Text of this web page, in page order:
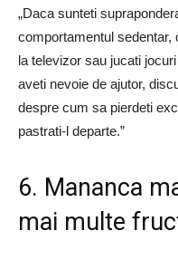
„Daca sunteti
comportamentul
la televizor sau jucati
aveti nevoie de ajutor,
despre cum sa pierdeti
pastrati-l departe.”
6. Mananca
mai multe